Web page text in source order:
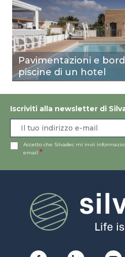
Pavimentazioni e
piscine di un hotel
Iscriviti alla newsletter di
Accetto che Silvadec mi invii
email